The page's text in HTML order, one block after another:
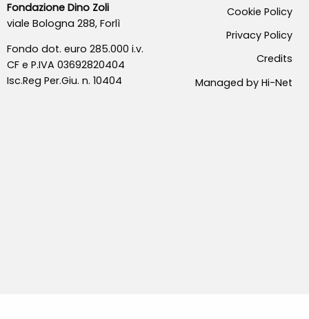
Fondazione Dino Zoli
viale Bologna 288, Forlì
Fondo dot. euro 285.000 i.v.
CF e P.IVA 03692820404
Isc.Reg Per.Giu. n. 10404
Cookie Policy
Privacy Policy
Credits
Managed by Hi-Net